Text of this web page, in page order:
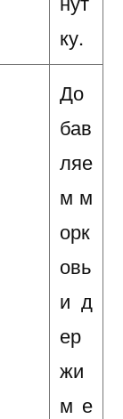
ку.
До
бав
ляе
м м
орк
овь
и д
ер
жи
м е